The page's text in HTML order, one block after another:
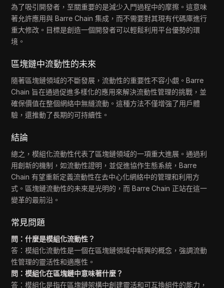
為了吸引開發者，至關重要的是減少入門過程中的摩擦。這意味
著允許應用與 Barre Chain 集成，而不需要對其現有代碼庫進行
重大修改。目標是創造一個開發者可以輕鬆利用平台優勢的環
境。
區塊鏈中流動性的未來
隨著區塊鏈領域的不斷發展，流動性的重要性不容小覷。Barre
Chain 旨在通過促進多樣化的應用來解決流動性管理的挑戰，並
確保價值在整個網絡中無縫流動。這種方法不僅增強了用戶體
驗，還推動了長期的可持續性。
結論
總之，模組化流動性代表了區塊鏈領域的一項重大進展。通過利
用創新的機制，如流動性證明，並促進協作生態系統，Barre
Chain 有望重新定義流動性在去中心化網絡中的管理和利用方
式。區塊鏈流動性的未來是光明的，而 Barre Chain 正站在這一
變革的最前沿。
常見問題
問：什麼是模組化流動性？
答：模組化流動性是一個在區塊鏈領域中新興的概念，強調流動
性管理的靈活性和適應性。
問：模組化在區塊鏈中意味著什麼？
答：模組化是指在區塊鏈架構中創建靈活和可互換組件的能力，